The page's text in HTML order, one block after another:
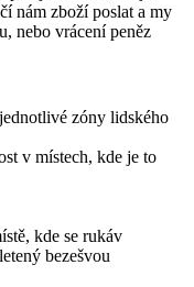
nám zboží poslat a my
nebo vrácení peněz
zóny lidského
v místech, kde je to
kde se rukáv
bezešvou